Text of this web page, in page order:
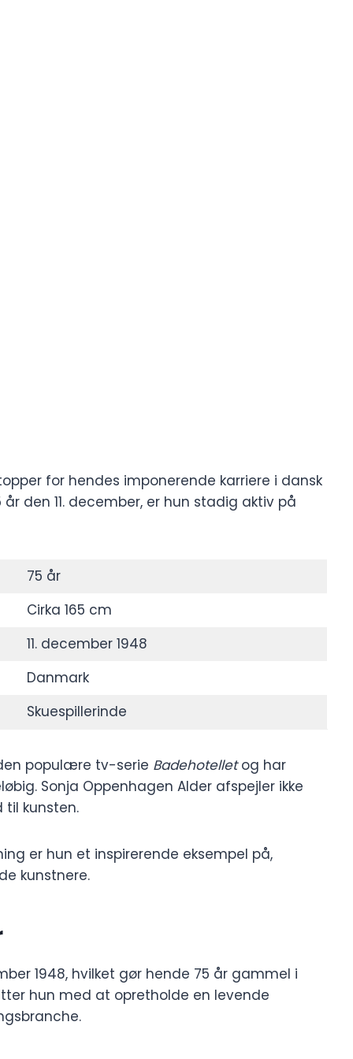
for hendes imponerende karriere i dansk
den 11. december, er hun stadig aktiv på
75 år
Cirka 165 cm
11. december 1948
Danmark
Skuespillerinde
populære tv-serie Badehotelletog har
Sonja Oppenhagen Alder afspejler ikke
kunsten.
er hun et inspirerende eksempel på,
kunstnere.
1948, hvilket gør hende 75 år gammel i
hun med at opretholde en levende